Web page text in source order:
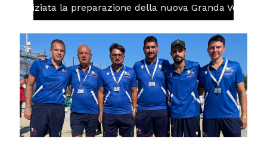
iniziata la preparazione della nuova Granda Volley